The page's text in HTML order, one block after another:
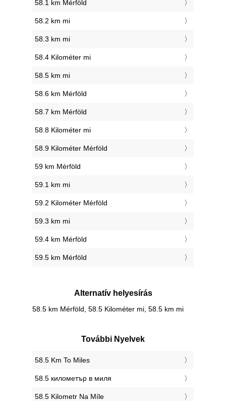
58.1 km Mérföld
58.2 km mi
58.3 km mi
58.4 Kilométer mi
58.5 km mi
58.6 km Mérföld
58.7 km Mérföld
58.8 Kilométer mi
58.9 Kilométer Mérföld
59 km Mérföld
59.1 km mi
59.2 Kilométer Mérföld
59.3 km mi
59.4 km Mérföld
59.5 km Mérföld
Alternatív helyesírás
58.5 km Mérföld, 58.5 Kilométer mi, 58.5 km mi
További Nyelvek
‎58.5 Km To Miles
‎58.5 километър в миля
‎58.5 Kilometr Na Míle